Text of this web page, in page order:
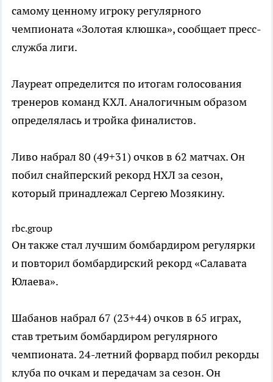
самому ценному игроку регулярного
чемпионата «Золотая клюшка», сообщает пресс-
служба лиги.
Лауреат определится по итогам голосования
тренеров команд КХЛ. Аналогичным образом
определялась и тройка финалистов.
Ливо набрал 80 (49+31) очков в 62 матчах. Он
побил снайперский рекорд НХЛ за сезон,
который принадлежал Сергею Мозякину.
rbc.group
Он также стал лучшим бомбардиром регулярки
и повторил бомбардирский рекорд «Салавата
Юлаева».
Шабанов набрал 67 (23+44) очков в 65 играх,
став третьим бомбардиром регулярного
чемпионата. 24-летний форвард побил рекорды
клуба по очкам и передачам за сезон. Он